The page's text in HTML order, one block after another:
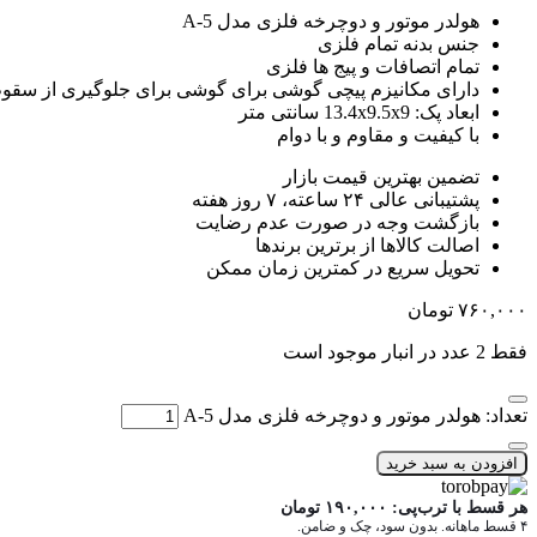
هولدر موتور و دوچرخه فلزی مدل A-5
جنس بدنه تمام فلزی
تمام اتصافات و پیج ها فلزی
دارای مکانیزم پیچی گوشی برای گوشی برای جلوگیری از
ابعاد پک: 13.4x9.5x9 سانتی متر
با کیفیت و مقاوم و با دوام
تضمین بهترین قیمت بازار
پشتیبانی عالی ۲۴ ساعته، ۷ روز هفته
بازگشت وجه در صورت عدم رضایت
اصالت کالاها از برترین برندها
تحویل سریع در کمترین زمان ممکن
۷۶۰,۰۰۰ تومان
فقط 2 عدد در انبار موجود است
تعداد: هولدر موتور و دوچرخه فلزی مدل A-5
افزودن به سبد خرید
هر قسط با ترب‌پی: ۱۹۰,۰۰۰ تومان
۴ قسط ماهانه. بدون سود، چک و ضامن.